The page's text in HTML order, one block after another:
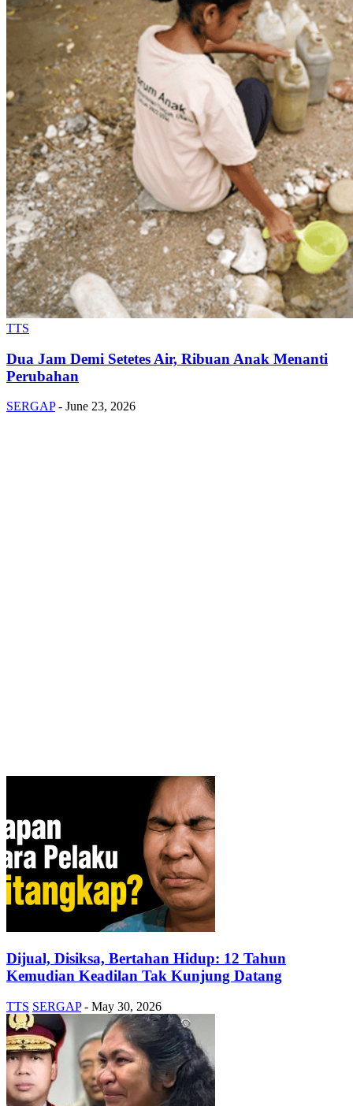
TTS
Dua Jam Demi Setetes Air, Ribuan Anak Menanti
Perubahan
SERGAP - June 23, 2026
Dijual, Disiksa, Bertahan Hidup: 12 Tahun
Kemudian Keadilan Tak Kunjung Datang
TTS SERGAP - May 30, 2026